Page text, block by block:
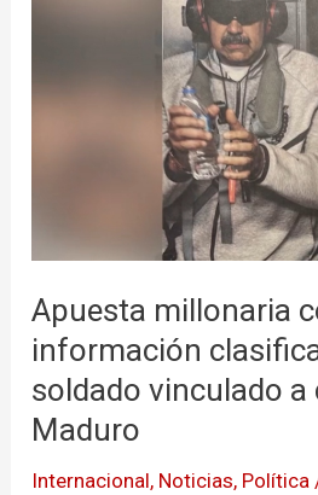
Apuesta millonaria
información
soldado vinculado a
Maduro
Internacional, Noticias, Política
información
a
captura
de
Maduro